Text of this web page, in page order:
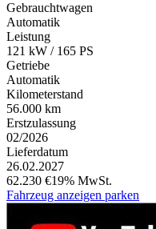
Gebrauchtwagen
Automatik
Leistung
121 kW / 165 PS
Getriebe
Automatik
Kilometerstand
56.000 km
Erstzulassung
02/2026
Lieferdatum
26.02.2027
62.230 €19% MwSt.
Fahrzeug anzeigen parken